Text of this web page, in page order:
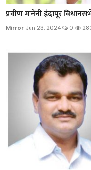
प्रवीण मानेंनी इंदापूर
Mirror Jun 23, 2024 0